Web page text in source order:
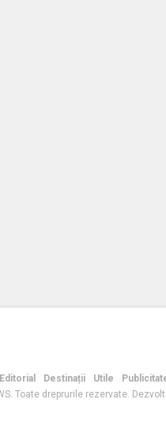
Editorial Destinații Utile
Toate dreprurile rezervate.